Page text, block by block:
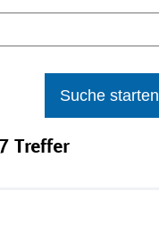
Suche starten
Treffer